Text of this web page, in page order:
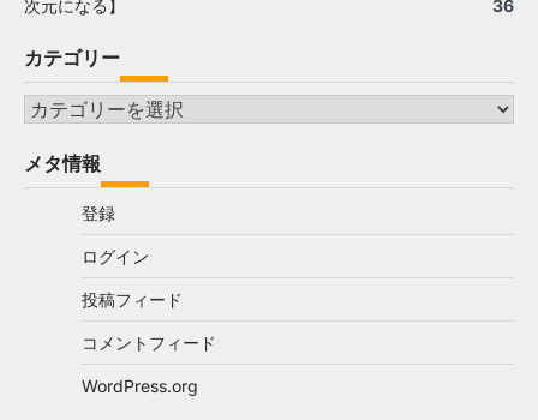
次元になる】
36
カテゴリー
カ
ゴ
リ
メタ情報
登録
ログイン
投稿フィード
コメントフィード
WordPress.org